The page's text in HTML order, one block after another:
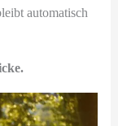
automatisch